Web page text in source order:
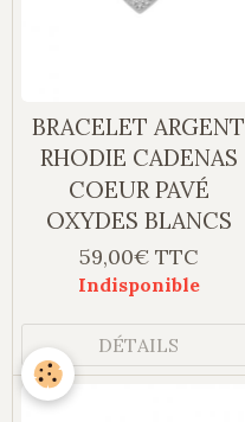
BRACELET ARGENT
RHODIE CADENAS
COEUR PAVÉ
OXYDES BLANCS
59,00€ TTC
Indisponible
DÉTAILS